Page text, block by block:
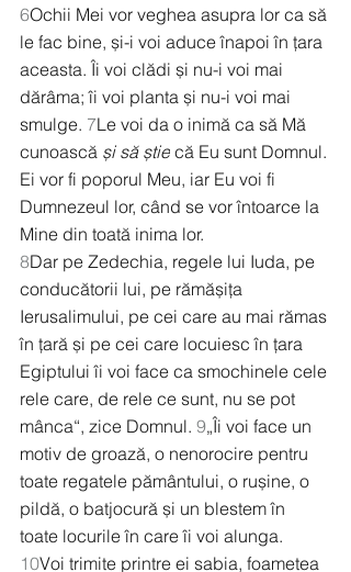
6Ochii Mei vor veghea asupra lor ca să
le fac bine, și-i voi aduce înapoi în țara
aceasta. Îi voi clădi și nu-i voi mai
dărâma; îi voi planta și nu-i voi mai
smulge. 7Le voi da o inimă ca să Mă
cunoască și să știe că Eu sunt Domnul.
Ei vor fi poporul Meu, iar Eu voi fi
Dumnezeul lor, când se vor întoarce la
Mine din toată inima lor.
8Dar pe Zedechia, regele lui Iuda, pe
conducătorii lui, pe rămășița
Ierusalimului, pe cei care au mai rămas
în țară și pe cei care locuiesc în țara
Egiptului îi voi face ca smochinele cele
rele care, de rele ce sunt, nu se pot
mânca“, zice Domnul. 9„Îi voi face un
motiv de groază, o nenorocire pentru
toate regatele pământului, o rușine, o
pildă, o batjocură și un blestem în
toate locurile în care îi voi alunga.
10Voi trimite printre ei sabia, foametea